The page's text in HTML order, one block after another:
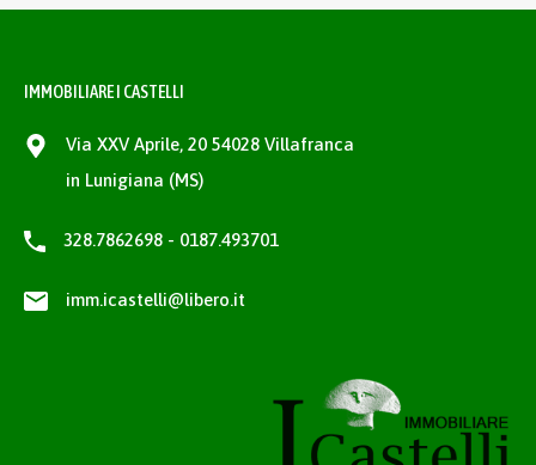
IMMOBILIARE I CASTELLI
Via XXV Aprile, 20 54028 Villafranca
in Lunigiana (MS)
328.7862698 - 0187.493701
imm.icastelli@libero.it